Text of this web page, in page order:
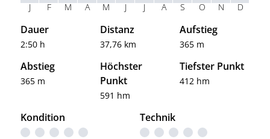
J F M A M J J A S O N D
Dauer
2:50 h
Distanz
37,76 km
Aufstieg
365 m
Abstieg
365 m
Höchster
Punkt
591 hm
Tiefster Punkt
412 hm
Kondition Technik